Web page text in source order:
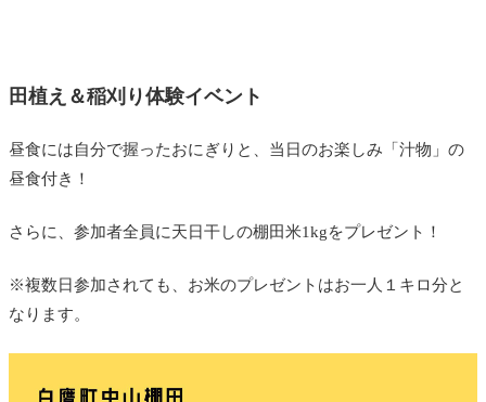
田植え＆稲刈り体験イベント
昼食には自分で握ったおにぎりと、当日のお楽しみ「汁物」の
昼食付き！
さらに、参加者全員に天日干しの棚田米1kgをプレゼント！
※複数日参加されても、お米のプレゼントはお一人１キロ分と
なります。